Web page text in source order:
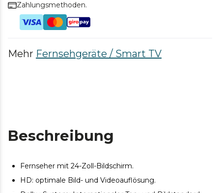
Zahlungsmethoden.
Mehr Fernsehgeräte / Smart TV
Beschreibung
Fernseher mit 24-Zoll-Bildschirm.
HD: optimale Bild- und Videoauflösung.